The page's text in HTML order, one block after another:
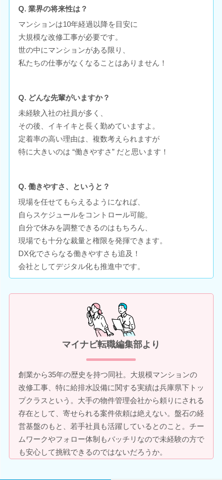
Q. 業界の将来性は？
マンションは10年経過以降を目安に
大規模な改修工事が必要です。
世の中にマンションがある限り、
私たちの仕事がなくなることはありません！
Q. どんな先輩がいますか？
未経験入社の社員が多く、
その後、イキイキと長く勤めていますよ。
定着率の高い理由は、複数考えられますが
特に大きいのは “働きやすさ” だと思います！
Q. 働きやすさ、というと？
現場を任せてもらえるようになれば、
自らスケジュールをコントロール可能。
自分で休みを調整できるのはもちろん、
現場でも十分な裁量と権限を発揮できます。
DX化でさらなる働きやすさも追及！
会社としてデジタル化も推進中です。
マイナビ転職編集部より
創業から35年の歴史を持つ同社。大規模マンションの
改修工事、特に給排水設備に関する実績は兵庫県下トッ
プクラスという。大手の物件管理会社から頼りにされる
存在として、寄せられる案件依頼は絶えない。盤石の経
営基盤のもと、若手社員も活躍しているとのこと。チー
ムワークやフォロー体制もバッチリなので未経験の方で
も安心して挑戦できるのではないだろうか。